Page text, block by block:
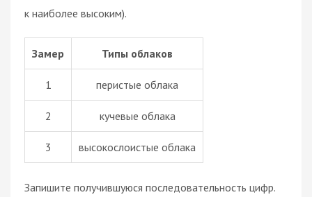
к наиболее высоким).
Замер Типы облаков
1 перистые облака
2 кучевые облака
3 высокослоистые облака
Запишите получившуюся последовательность цифр.